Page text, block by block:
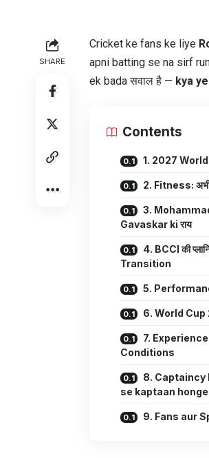
SHARE
Cricket ke fans ke liye
apni batting se na sirf
ek bada सवाल है — kya
Contents
1. 2027 World
2. Fitness: अभी
3.
Gavaskar ki राय
4. BCCI की
Transition
5.
6. World
7.
Conditions
8. Captaincy
se kaptaan
9. Fans aur